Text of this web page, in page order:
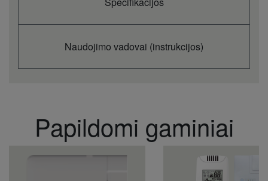
Naudojimo vadovai (instrukcijos)
Papildomi gaminiai